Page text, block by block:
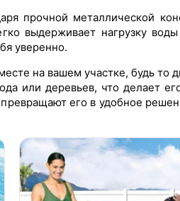
прочной металлической
выдерживает нагрузку
уверенно.
на вашем участке, будь то
или деревьев, что делает
его в удобное